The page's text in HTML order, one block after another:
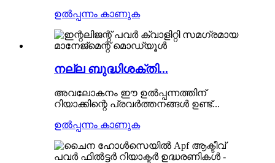
ഉൽപ്പന്നം കാണുക
നല്ല ബുദ്ധിശക്തി...
അവലോകനം ഈ ഉൽപ്പന്നത്തിന്
റിയാക്കിന്റെ പ്രവർത്തനങ്ങൾ ഉണ്ട്...
ഉൽപ്പന്നം കാണുക